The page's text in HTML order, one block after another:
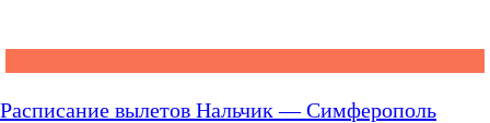
Расписание вылетов Нальчик — Симферополь